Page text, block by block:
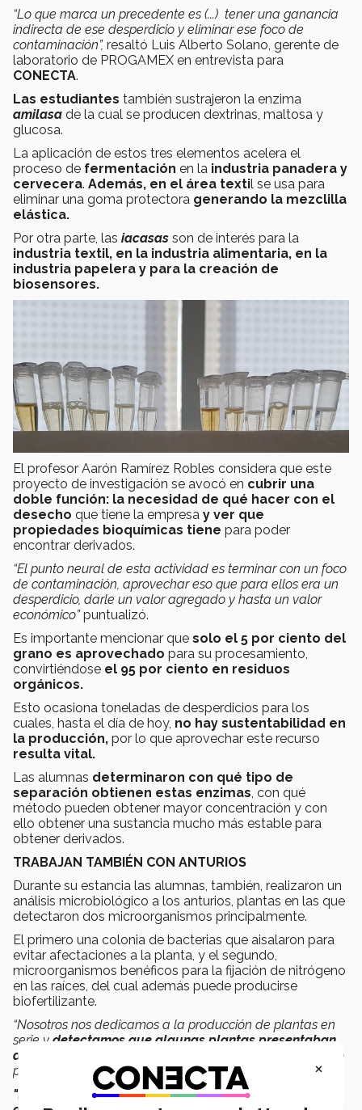
“Lo que marca un precedente es (...) tener una ganancia
indirecta de ese desperdicio y eliminar ese foco de
contaminación”, resaltó Luis Alberto Solano, gerente de
laboratorio de PROGAMEX en entrevista para
CONECTA.
Las estudiantes también sustrajeron la enzima
amilasa de la cual se producen dextrinas, maltosa y
glucosa.
La aplicación de estos tres elementos acelera el
proceso de fermentación en la industria panadera y
cervecera. Además, en el área textil se usa para
eliminar una goma protectora generando la mezclilla
elástica.
Por otra parte, las iacasas son de interés para la
industria textil, en la industria alimentaria, en la
industria papelera y para la creación de
biosensores.
El profesor Aarón Ramírez Robles considera que este
proyecto de investigación se avocó en cubrir una
doble función: la necesidad de qué hacer con el
desecho que tiene la empresa y ver que
propiedades bioquímicas tiene para poder
encontrar derivados.
“El punto neural de esta actividad es terminar con un foco
de contaminación, aprovechar eso que para ellos era un
desperdicio, darle un valor agregado y hasta un valor
económico”puntualizó.
Es importante mencionar que solo el 5 por ciento del
grano es aprovechado para su procesamiento,
convirtiéndose el 95 por ciento en residuos
orgánicos.
Esto ocasiona toneladas de desperdicios para los
cuales, hasta el día de hoy, no hay sustentabilidad en
la producción, por lo que aprovechar este recurso
resulta vital.
Las alumnas determinaron con qué tipo de
separación obtienen estas enzimas , con qué
método pueden obtener mayor concentración y con
ello obtener una sustancia mucho más estable para
obtener derivados.
TRABAJAN TAMBIÉN CON ANTURIOS
Durante su estancia las alumnas, también, realizaron un
análisis microbiológico a los anturios, plantas en las que
detectaron dos microorganismos principalmente.
El primero una colonia de bacterias que aisalaron para
evitar afectaciones a la planta, y el segundo,
microorganismos benéficos para la fijación de nitrógeno
en las raíces, del cual además puede producirse
biofertilizante.
“Nosotros nos dedicamos a la producción de plantas en
serie y detectamos que algunas plantas presentaban
daños por patógenos
y no nos habíamos dado el tiempo
para analizarlo.
"Las alumnas y profesora detectaron la enfermedad
×